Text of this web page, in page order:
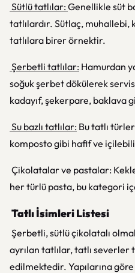
Sütlü tatlılar:Genellikle süt
tatlılardır. Sütlaç,
tatlılara birer örnektir.
Şerbetli tatlılar: Hamurdan
soğuk şerbet dökülerek
kadayıf, şekerpare, baklava
Su bazlı tatlılar: Bu tatlı
komposto gibi hafif ve
Çikolatalar ve pastalar:
her türlü pasta, bu kategori
Tatlı İsimleri Listesi
Şerbetli, sütlü çikolatalı
ayrılan tatlılar, tatlı severler
edilmektedir. Yapılarına